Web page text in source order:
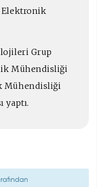
Elektronik
Grup
Mühendisliği
Mühendisliği
yaptı.